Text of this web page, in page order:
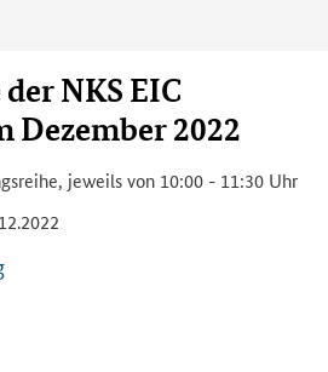
NKS EIC
Dezember 2022
jeweils von 10:00 - 11:30 Uhr